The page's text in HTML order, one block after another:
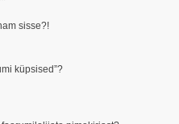
sisse?!
küpsised”?